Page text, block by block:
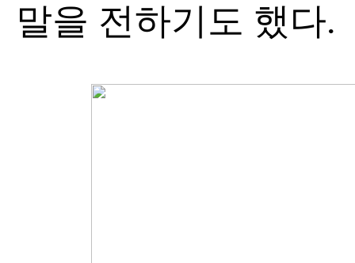
말을 전하기도 했다.